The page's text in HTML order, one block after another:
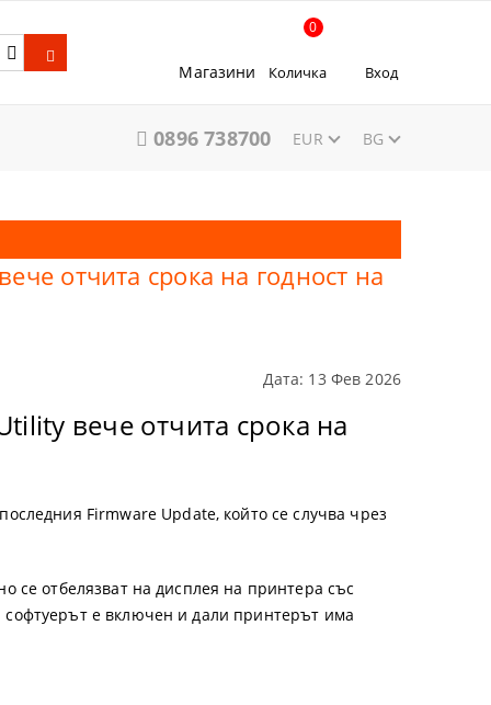
Магазини Количка
0
Вход
0896 738700 EUR BG
отчита срока на годност на
Дата: 13 Фев 2026
вече отчита срока на
Firmware Update, който се случва чрез
се отбелязват на дисплея на принтера със
софтуерът е включен и дали принтерът има